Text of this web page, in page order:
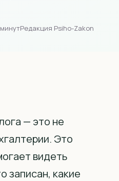
Редакция Psiho-Zakon
— это не
Это
видеть
записан, какие